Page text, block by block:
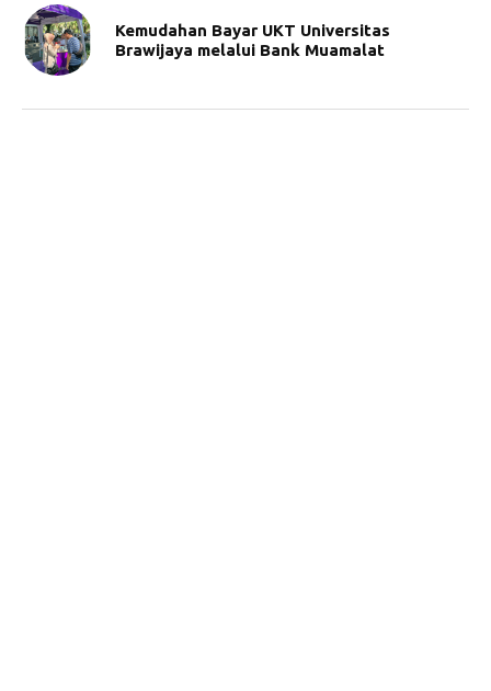
Kemudahan Bayar UKT Universitas
Brawijaya melalui Bank Muamalat